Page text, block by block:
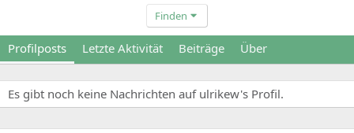
Finden
Profilposts Letzte Aktivität Beiträge Über
Es gibt noch keine Nachrichten auf ulrikew's Profil.